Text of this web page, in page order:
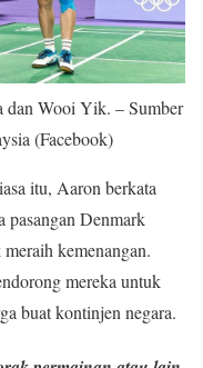
Wooi Yik. – Sumber
(Facebook)
itu, Aaron berkata
pasangan Denmark
kemenangan.
mereka untuk
buat kontinjen negara.